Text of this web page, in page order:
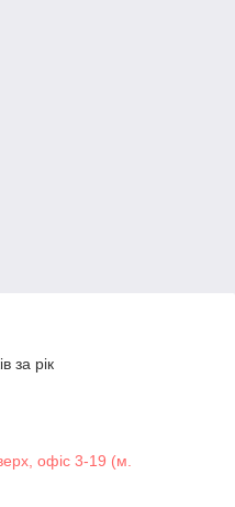
за рік
офіс 3-19 (м.